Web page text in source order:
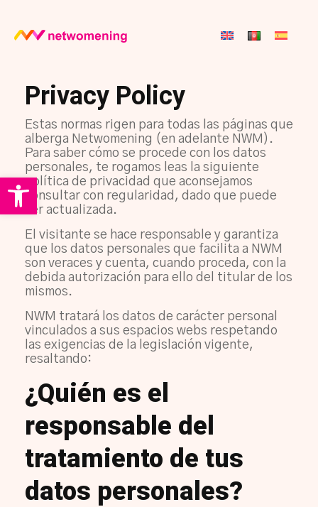
Open toolbar
Privacy Policy
Estas normas rigen para todas las páginas que
alberga Netwomening (en adelante NWM).
Para saber cómo se procede con los datos
personales, te rogamos leas la siguiente
política de privacidad que aconsejamos
consultar con regularidad, dado que puede
ser actualizada.
El visitante se hace responsable y garantiza
que los datos personales que facilita a NWM
son veraces y cuenta, cuando proceda, con la
debida autorización para ello del titular de los
mismos.
NWM tratará los datos de carácter personal
vinculados a sus espacios webs respetando
las exigencias de la legislación vigente,
resaltando:
¿Quién es el
responsable del
tratamiento de tus
datos personales?